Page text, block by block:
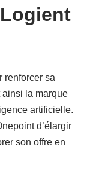
renforcer sa
ainsi la marque
artificielle.
d’élargir
son offre en